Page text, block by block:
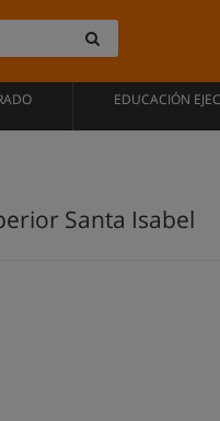
EDUCACIÓN
Santa Isabel